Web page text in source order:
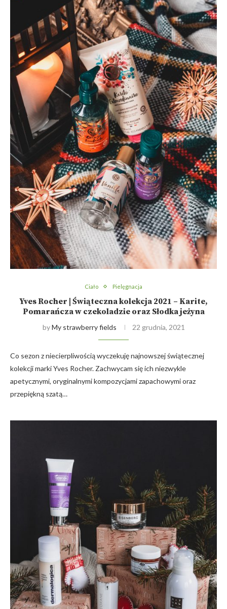
Ciało Pielęgnacja
Yves Rocher | Świąteczna kolekcja 2021 – Karite,
Pomarańcza w czekoladzie oraz Słodka jeżyna
byMy strawberry fields 22 grudnia, 2021
Co sezon z niecierpliwością wyczekuję najnowszej świątecznej
kolekcji marki Yves Rocher. Zachwycam się ich niezwykle
apetycznymi, oryginalnymi kompozycjami zapachowymi oraz
przepiękną szatą…